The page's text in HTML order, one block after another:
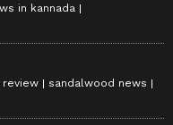
in kannada
review
sandalwood news